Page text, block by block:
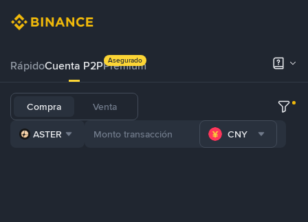
RápidoCuenta P2PPrémium
Asegurado
Compra Venta
ASTER CNY